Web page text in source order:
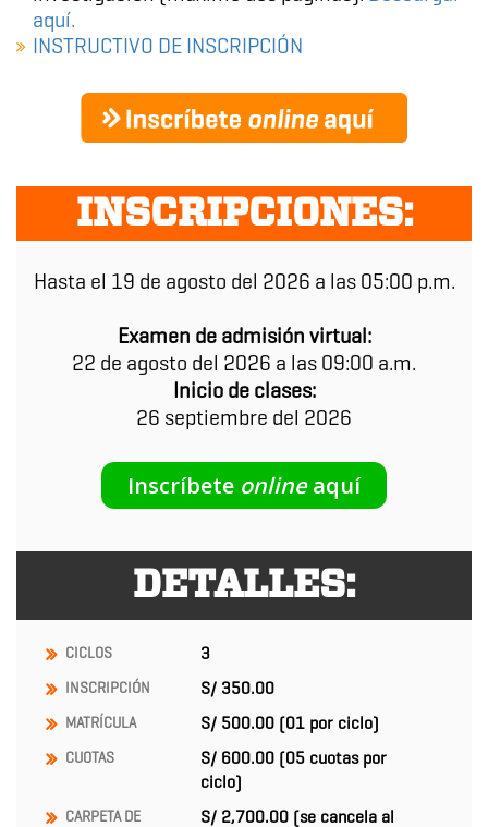
aquí.
INSTRUCTIVO DE INSCRIPCIÓN
INSCRIPCIONES:
Hasta el 19 de agosto del 2026 a las 05:00 p.m.
Examen de admisión virtual:
22 de agosto del 2026 a las 09:00 a.m.
Inicio de clases:
26 septiembre del 2026
Inscríbete onlineaquí
DETALLES:
CICLOS 3
INSCRIPCIÓN S/ 350.00
MATRÍCULA S/ 500.00 (01 por ciclo)
CUOTAS
S/ 600.00 (05 cuotas por
ciclo)
CARPETADE S/ 2,700.00 (se cancela al